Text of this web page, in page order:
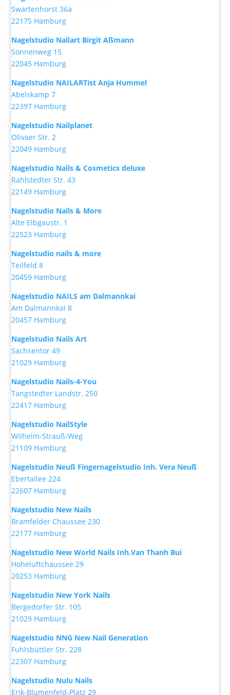
Swartenhorst 36a
22175 Hamburg
Nagelstudio Nailart Birgit Aßmann
Sonnenweg 15
22045 Hamburg
Nagelstudio NAILARTist Anja Hummel
Abelskamp 7
22397 Hamburg
Nagelstudio Nailplanet
Olivaer Str. 2
22049 Hamburg
Nagelstudio Nails & Cosmetics deluxe
Rahlstedter Str. 43
22149 Hamburg
Nagelstudio Nails & More
Alte Elbgaustr. 1
22523 Hamburg
Nagelstudio nails & more
Teilfeld 8
20459 Hamburg
Nagelstudio NAILS am Dalmannkai
Am Dalmannkai 8
20457 Hamburg
Nagelstudio Nails Art
Sachsentor 49
21029 Hamburg
Nagelstudio Nails-4-You
Tangstedter Landstr. 250
22417 Hamburg
Nagelstudio NailStyle
Wilhelm-Strauß-Weg
21109 Hamburg
Nagelstudio Neuß Fingernagelstudio Inh. Vera Neuß
Ebertallee 224
22607 Hamburg
Nagelstudio New Nails
Bramfelder Chaussee 230
22177 Hamburg
Nagelstudio New World Nails Inh.Van Thanh Bui
Hoheluftchaussee 29
20253 Hamburg
Nagelstudio New York Nails
Bergedorfer Str. 105
21029 Hamburg
Nagelstudio NNG New Nail Generation
Fuhlsbüttler Str. 228
22307 Hamburg
Nagelstudio Nulu Nails
Erik-Blumenfeld-Platz 29